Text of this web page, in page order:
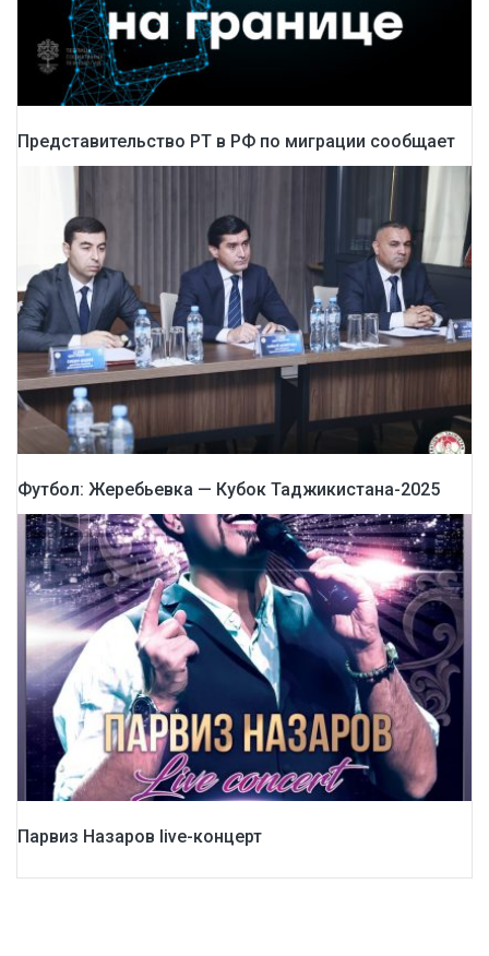
Представительство РТ в РФ по миграции сообщает
Футбол: Жеребьевка — Кубок Таджикистана-2025
Парвиз Назаров live-концерт